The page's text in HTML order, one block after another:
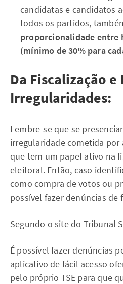
candidatas e candidatos
todos os partidos,
proporcionalidade entre
(mínimo de 30% para
Da Fiscalização e
Irregularidades:
Lembre-se que se
irregularidade cometida por
que tem um papel ativo na
eleitoral. Então, caso
como compra de votos ou
possível fazer denúncias de
Segundo o site do Tribunal
É possível fazer denúncias
aplicativo de fácil acesso
pelo próprio TSE para que